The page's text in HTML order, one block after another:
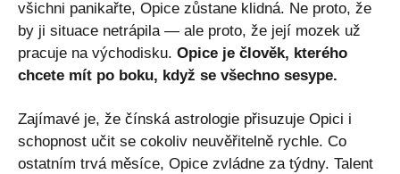
všichni panikařte, Opice zůstane klidná. Ne proto, že
by ji situace netrápila — ale proto, že její mozek už
pracuje na východisku. Opice je člověk, kterého
chcete mít po boku, když se všechno sesype.
Zajímavé je, že čínská astrologie přisuzuje Opici i
schopnost učit se cokoliv neuvěřitelně rychle. Co
ostatním trvá měsíce, Opice zvládne za týdny. Talent